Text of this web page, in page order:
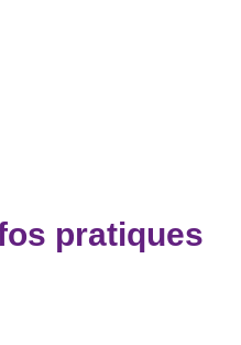
pratiques